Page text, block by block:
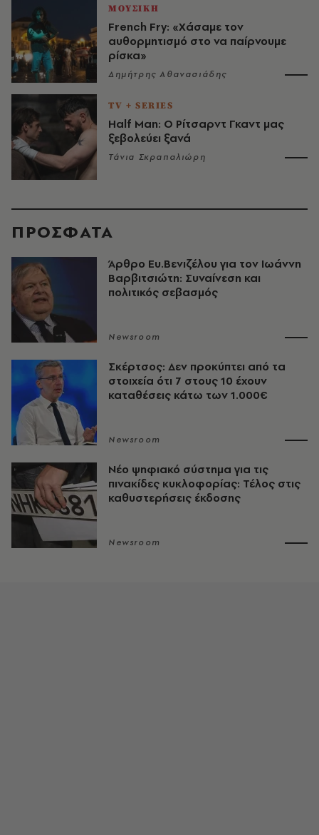
ΜΟΥΣΙΚΗ
French Fry: «Χάσαμε τον
αυθορμητισμό στο να παίρνουμε
ρίσκα»
Δημήτρης Αθανασιάδης
TV + SERIES
Half Man: Ο Ρίτσαρντ Γκαντ μας
ξεβολεύει ξανά
Τάνια Σκραπαλιώρη
ΠΡΟΣΦΑΤΑ
Άρθρο Ευ.Βενιζέλου για τον Iωάννη
Βαρβιτσιώτη: Συναίνεση και
πολιτικός σεβασμός
Newsroom
Σκέρτσος: Δεν προκύπτει από τα
στοιχεία ότι 7 στους 10 έχουν
καταθέσεις κάτω των 1.000€
Newsroom
Νέο ψηφιακό σύστημα για τις
πινακίδες κυκλοφορίας: Τέλος στις
καθυστερήσεις έκδοσης
Newsroom